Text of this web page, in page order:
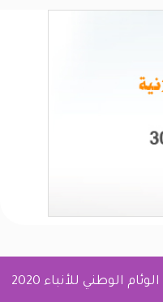
الوطني للأنباء 2020